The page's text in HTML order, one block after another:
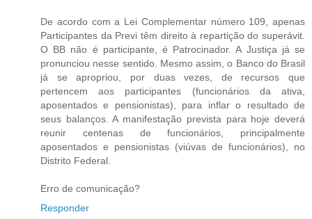
De acordo com a Lei Complementar número 109, apenas
Participantes da Previ têm direito à repartição do superávit.
O BB não é participante, é Patrocinador. A Justiça já se
pronunciou nesse sentido. Mesmo assim, o Banco do Brasil
já se apropriou, por duas vezes, de recursos que
pertencem aos participantes (funcionários da ativa,
aposentados e pensionistas), para inflar o resultado de
seus balanços. A manifestação prevista para hoje deverá
reunir centenas de funcionários, principalmente
aposentados e pensionistas (viúvas de funcionários), no
Distrito Federal.
Erro de comunicação?
Responder